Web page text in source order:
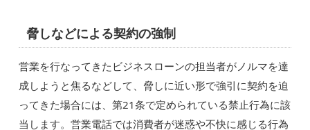
脅しなどによる契約の強制
営業を行なってきたビジネスローンの担当者がノルマを達
成しようと焦るなどして、脅しに近い形で強引に契約を迫
ってきた場合には、第21条で定められている禁止行為に該
当します。営業電話では消費者が迷惑や不快に感じる行為